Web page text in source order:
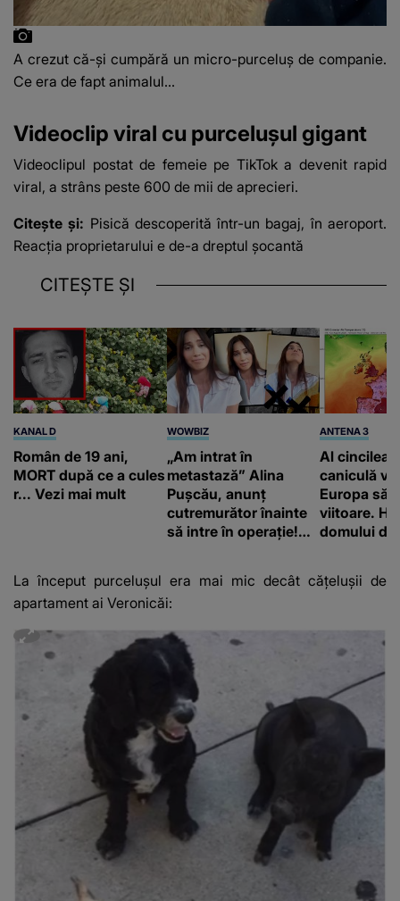
A crezut că-și cumpără un micro-purceluș de companie.
Ce era de fapt animalul...
Videoclip viral cu purcelușul gigant
Videoclipul postat de femeie pe TikTok a devenit rapid
viral, a strâns peste 600 de mii de aprecieri.
Citește și: Pisică descoperită într-un bagaj, în aeroport.
Reacția proprietarului e de-a dreptul șocantă
CITEȘTE ȘI
KANAL D
Român de 19 ani,
MORT după ce a cules
r... Vezi mai mult
WOWBIZ
„Am intrat în
metastază” Alina
Pușcău, anunț
cutremurător înainte
să intre în operație!
fanilor
ANTENA 3
Al cincilea
caniculă
Europa
viitoare.
domului de
La început purcelușul era mai mic decât cățelușii de
apartament ai Veronicăi: